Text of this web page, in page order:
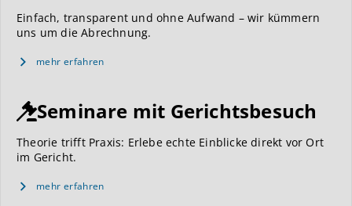
Einfach, transparent und ohne Aufwand – wir kümmern
uns um die Abrechnung.
mehr erfahren
Seminare mit Gerichtsbesuch
Theorie trifft Praxis: Erlebe echte Einblicke direkt vor Ort
im Gericht.
mehr erfahren